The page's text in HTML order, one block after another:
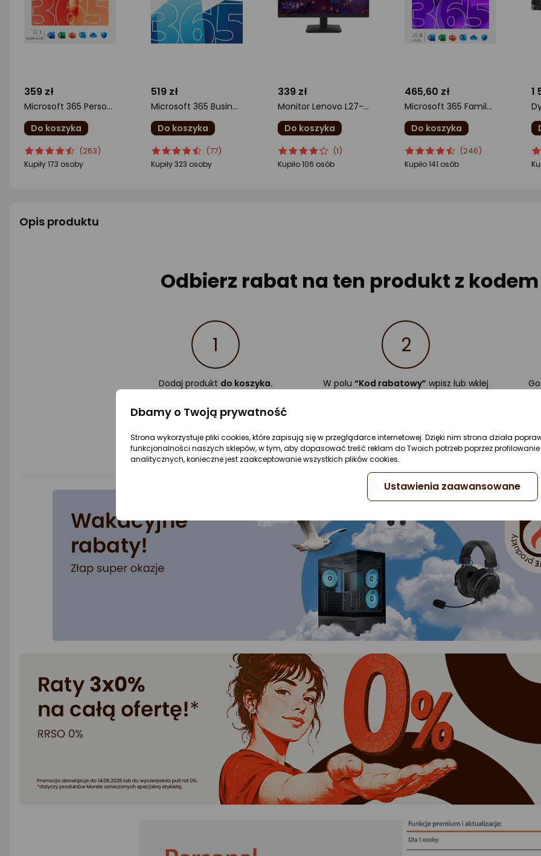
359 zł
Microsoft 365 Personal ML (EP2-32306)
Do koszyka
ocena
produktu
Ocena
produktu
(263)
Kupiły 173 osoby
519 zł
Microsoft 365 Business Standard ML (KLQ-00211)
Do koszyka
ocena
produktu
Ocena
produktu
(77)
Kupiły 323 osoby
339 zł
Monitor Lenovo L27-4e (68CDKAC1EU)
Do koszyka
ocena
produktu
Ocena
produktu
(1)
Kupiło 106 osób
465,60 zł
Microsoft 365 Family ML (EP2-36894)
Do koszyka
ocena
produktu
Ocena
produktu
(246)
Kupiło 141 osób
1
Opis produktu
Odbierz rabat na ten produkt z kodem
1
Dodaj produkt do koszyka.
2
W polu “Kod rabatowy” wpisz lub wklej
Użyj kodu:
SUMMER26
Dbamy o Twoją prywatność
Strona wykorzystuje pliki cookies, które zapisują się w przeglądarce internetowej. Dzięki nim strona działa
funkcjonalności naszych sklepów, w tym, aby dopasować treść reklam do Twoich potrzeb poprzez
analitycznych, konieczne jest zaakceptowanie wszystkich plików cookies.
Ustawienia zaawansowane